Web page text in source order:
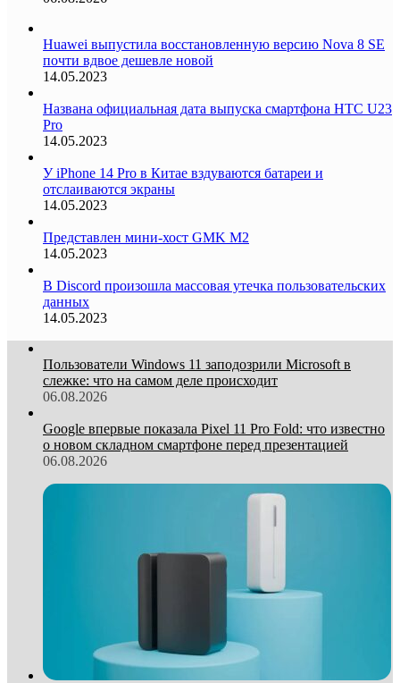
Huawei выпустила восстановленную версию Nova 8 SE
почти вдвое дешевле новой
14.05.2023
Названа официальная дата выпуска смартфона HTC U23
Pro
14.05.2023
У iPhone 14 Pro в Китае вздуваются батареи и
отслаиваются экраны
14.05.2023
Представлен мини-хост GMK M2
14.05.2023
В Discord произошла массовая утечка пользовательских
данных
14.05.2023
Пользователи Windows 11 заподозрили Microsoft в
слежке: что на самом деле происходит
06.08.2026
Google впервые показала Pixel 11 Pro Fold: что известно
о новом складном смартфоне перед презентацией
06.08.2026